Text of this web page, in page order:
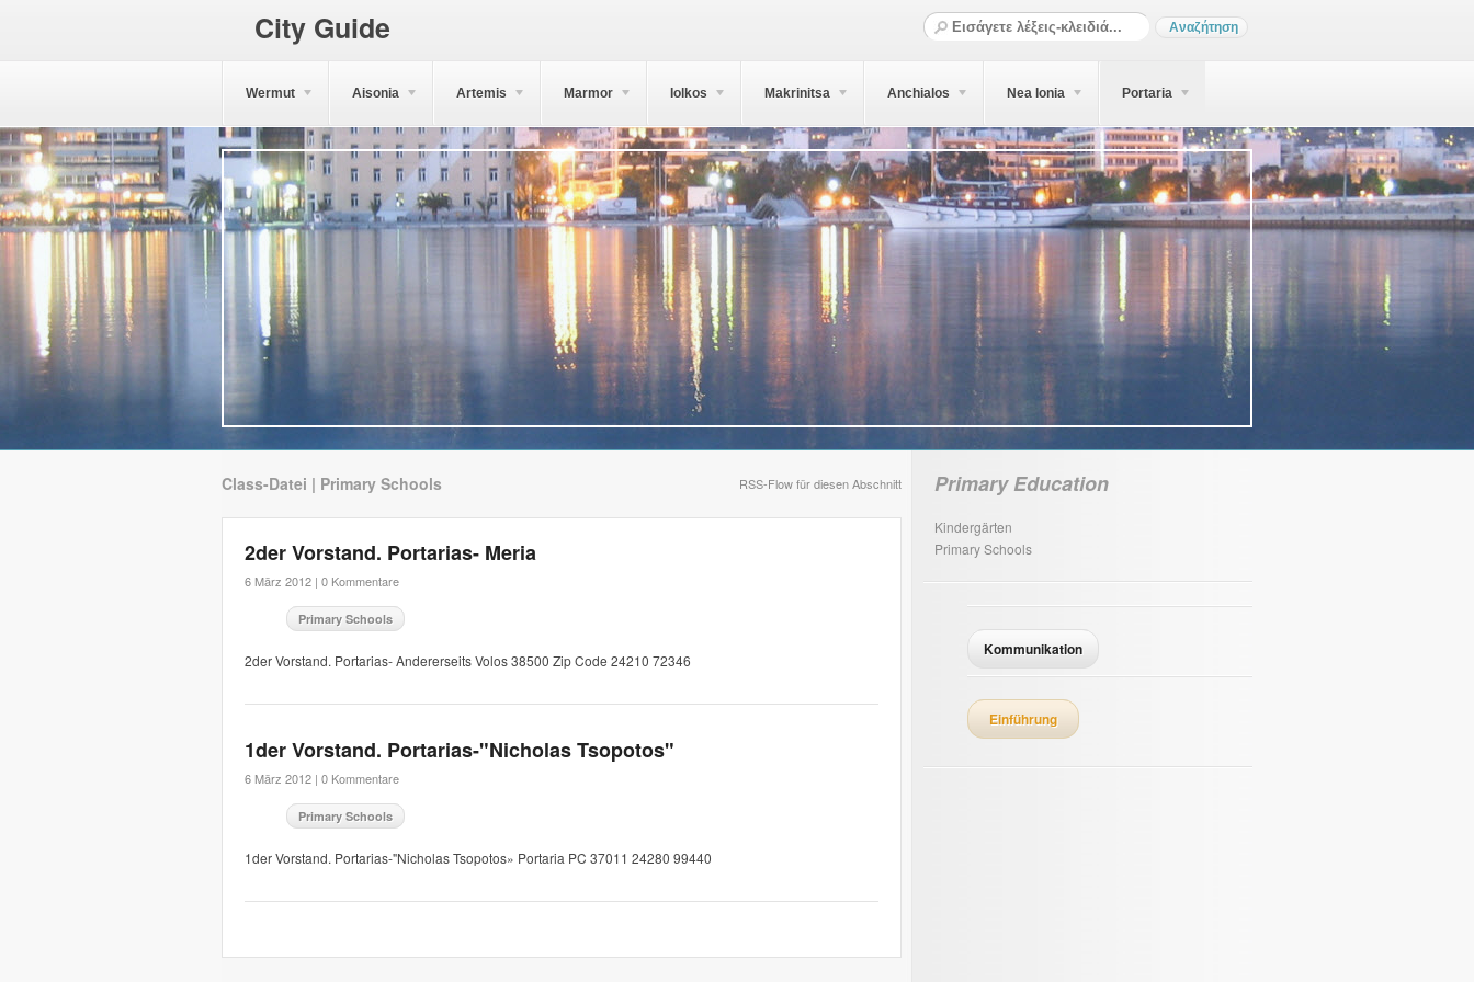
City Guide
Wermut Aisonia Artemis Marmor Iolkos Makrinitsa Anchialos Nea Ionia Portaria
Class-Datei | Primary Schools RSS-Flow für diesen Abschnitt
2der Vorstand. Portarias- Meria
6 März 2012 | 0 Kommentare
Primary Schools
2der Vorstand. Portarias- Andererseits Volos 38500 Zip Code 24210 72346
1der Vorstand. Portarias-"Nicholas Tsopotos"
6 März 2012 | 0 Kommentare
Primary Schools
1der Vorstand. Portarias-"Nicholas Tsopotos» Portaria PC 37011 24280 99440
Primary Education
Kindergärten
Primary Schools
Kommunikation
Einführung